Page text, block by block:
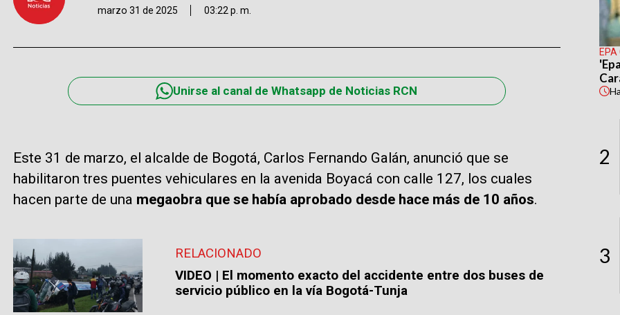
marzo 31 de 2025 03:22 p. m.
Unirse al canal de Whatsapp de Noticias RCN
Este 31 de marzo, el alcalde de Bogotá, Carlos Fernando Galán, anunció que se
habilitaron tres puentes vehiculares en la avenida Boyacá con calle 127, los cuales
hacen parte de una megaobra que se había aprobado desde hace más de 10 años.
RELACIONADO
VIDEO | El momento exacto del accidente entre dos buses de
servicio público en la vía Bogotá-Tunja
EPA
2
3